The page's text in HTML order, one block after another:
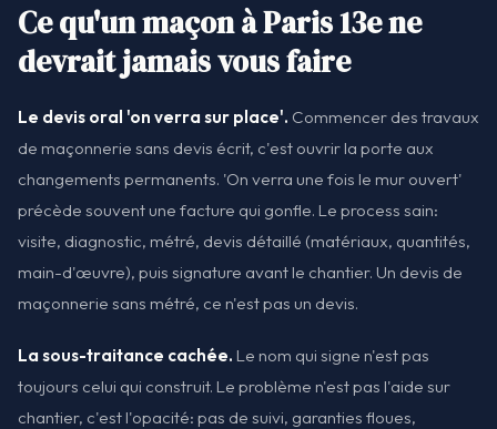
Ce qu'un maçon à Paris 13e ne
devrait jamais vous faire
Le devis oral 'on verra sur place'. Commencer des travaux
de maçonnerie sans devis écrit, c'est ouvrir la porte aux
changements permanents. 'On verra une fois le mur ouvert'
précède souvent une facture qui gonfle. Le process sain:
visite, diagnostic, métré, devis détaillé (matériaux, quantités,
main-d'œuvre), puis signature avant le chantier. Un devis de
maçonnerie sans métré, ce n'est pas un devis.
La sous-traitance cachée. Le nom qui signe n'est pas
toujours celui qui construit. Le problème n'est pas l'aide sur
chantier, c'est l'opacité: pas de suivi, garanties floues,